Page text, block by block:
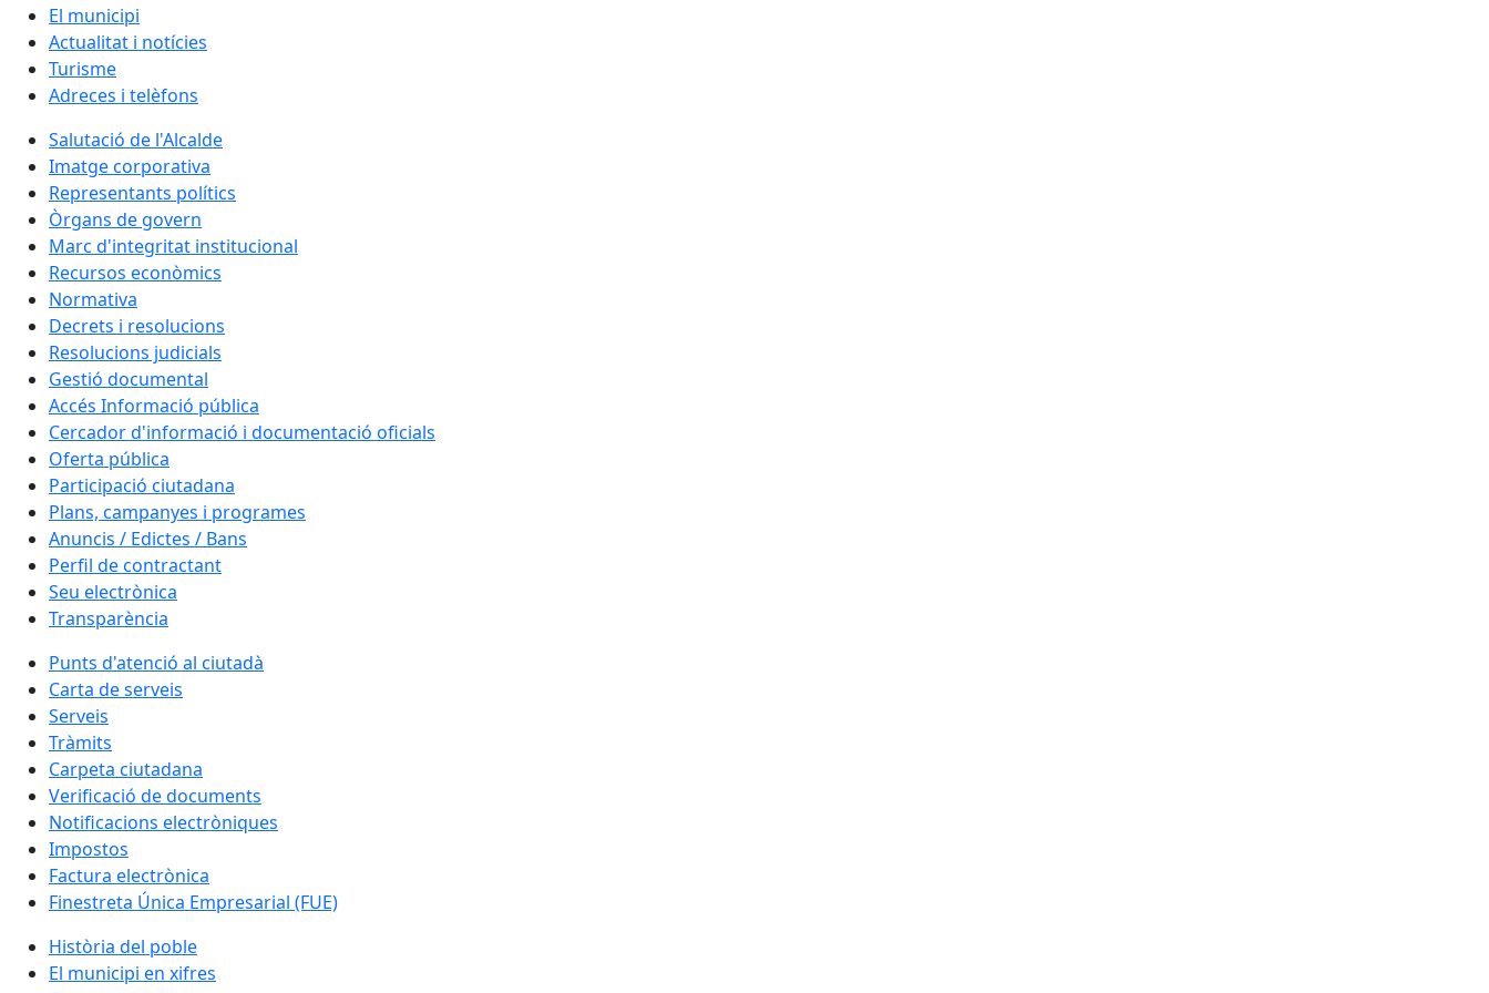
El municipi
Actualitat i notícies
Turisme
Adreces i telèfons
Salutació de l'Alcalde
Imatge corporativa
Representants polítics
Òrgans de govern
Marc d'integritat institucional
Recursos econòmics
Normativa
Decrets i resolucions
Resolucions judicials
Gestió documental
Accés Informació pública
Cercador d'informació i documentació oficials
Oferta pública
Participació ciutadana
Plans, campanyes i programes
Anuncis / Edictes / Bans
Perfil de contractant
Seu electrònica
Transparència
Punts d'atenció al ciutadà
Carta de serveis
Serveis
Tràmits
Carpeta ciutadana
Verificació de documents
Notificacions electròniques
Impostos
Factura electrònica
Finestreta Única Empresarial (FUE)
Història del poble
El municipi en xifres